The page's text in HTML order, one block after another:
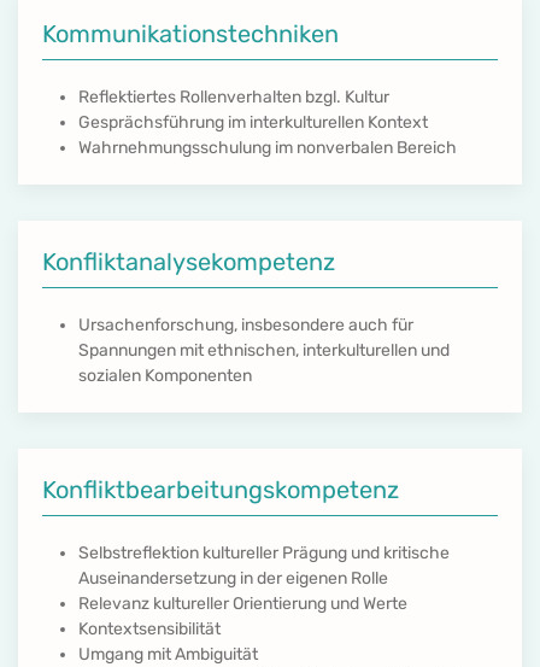
Kommunikationstechniken
Reflektiertes Rollenverhalten bzgl. Kultur
Gesprächsführung im interkulturellen Kontext
Wahrnehmungsschulung im nonverbalen Bereich
Konfliktanalysekompetenz
Ursachenforschung, insbesondere auch für
Spannungen mit ethnischen, interkulturellen und
sozialen Komponenten
Konfliktbearbeitungskompetenz
Selbstreflektion kultureller Prägung und kritische
Auseinandersetzung in der eigenen Rolle
Relevanz kultureller Orientierung und Werte
Kontextsensibilität
Umgang mit Ambiguität